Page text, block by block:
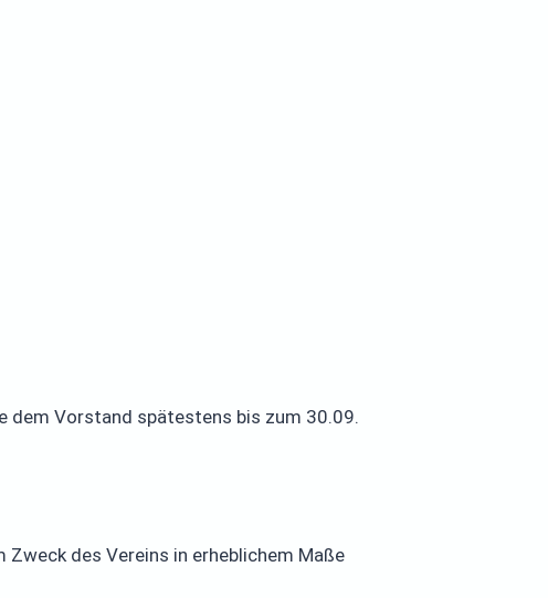
dem Vorstand spätestens bis zum 30.09.
des Vereins in erheblichem Maße